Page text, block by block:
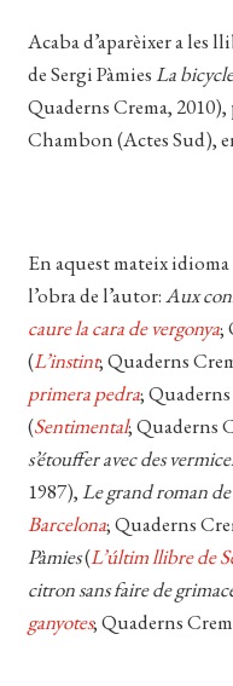
EL
Acaba d’aparèixer a les
de Sergi PàmiesLa
Quaderns Crema,
Chambon (Actes Sud),
En aquest mateix
l’obra de l’autor:Aux
caure la cara de vergonya;
(L’instint; Quaderns
primera pedra;
(Sentimental; Quaderns
s’étouffer avec des
1987),Le grand roman
Barcelona; Quaderns
Pàmies(L’últim llibre de
citron sans faire de
ganyotes; Quaderns